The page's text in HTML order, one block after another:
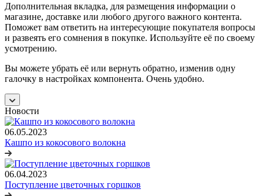
Дополнительная вкладка, для размещения информации о
магазине, доставке или любого другого важного контента.
Поможет вам ответить на интересующие покупателя вопросы
и развеять его сомнения в покупке. Используйте её по своему
усмотрению.
Вы можете убрать её или вернуть обратно, изменив одну
галочку в настройках компонента. Очень удобно.
Новости
06.05.2023
Кашпо из кокосового волокна
06.04.2023
Поступление цветочных горшков